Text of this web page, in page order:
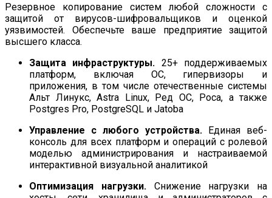
Резервное копирование систем любой сложности с
защитой от вирусов-шифровальщиков и оценкой
уязвимостей. Обеспечьте ваше предприятие защитой
высшего класса.
Защита инфраструктуры. 25+ поддерживаемых
платформ, включая ОС, гипервизоры и
приложения, в том числе отечественные системы
Альт Линукс, Astra Linux, Ред ОС, Роса, а также
Postgres Pro, PostgreSQL и Jatoba
Управление с любого устройства. Единая веб-
консоль для всех платформ и операций с ролевой
моделью администрирования и настраиваемой
интерактивной визуальной аналитикой
Оптимизация нагрузки. Снижение нагрузки на